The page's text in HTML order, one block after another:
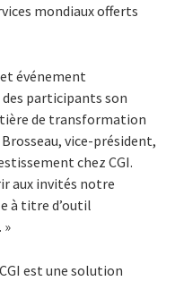
mondiaux offerts
événement
participants son
de transformation
vice-président,
chez CGI.
aux invités notre
à titre d’outil
»
est une solution